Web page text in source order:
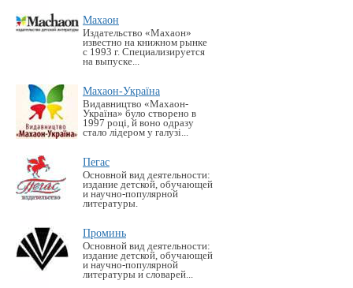
Махаон
Издательство «Махаон»
известно на книжном рынке
с 1993 г. Специализируется
на выпуске...
Махаон-Україна
Видавництво «Махаон-
Україна» було створено в
1997 році, й воно одразу
стало лідером у галузі...
Пегас
Основной вид деятельности:
издание детской, обучающей
и научно-популярной
литературы.
Проминь
Основной вид деятельности:
издание детской, обучающей
и научно-популярной
литературы и словарей...